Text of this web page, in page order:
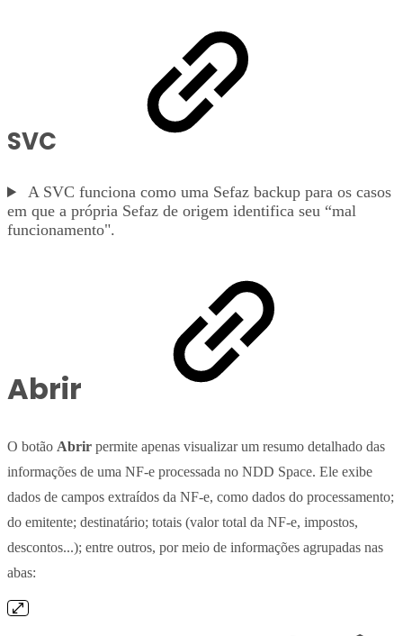
SVC
A SVC funciona como uma Sefaz backup para os casos
em que a própria Sefaz de origem identifica seu “mal
funcionamento".
Abrir
O botão Abrir permite apenas visualizar um resumo detalhado das
informações de uma NF-e processada no NDD Space. Ele exibe
dados de campos extraídos da NF-e, como dados do processamento;
do emitente; destinatário; totais (valor total da NF-e, impostos,
descontos...); entre outros, por meio de informações agrupadas nas
abas: